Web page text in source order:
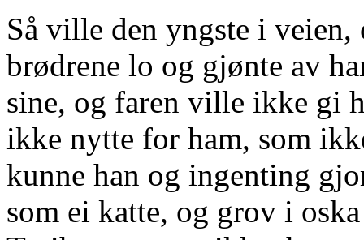
Så ville den yngste i
brødrene lo og gjønte av
sine, og faren ville ikke gi
ikke nytte for ham, som
kunne han og ingenting
som ei katte, og grov i